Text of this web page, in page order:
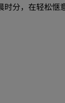
时分，在轻松惬